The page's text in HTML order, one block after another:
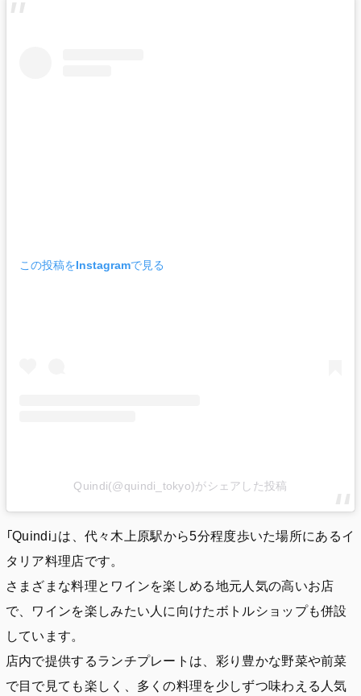
この投稿をInstagramで見る
Quindi(@quindi_tokyo)がシェアした投稿
「Quindi」は、代々木上原駅から5分程度歩いた場所にあるイ
タリア料理店です。
さまざまな料理とワインを楽しめる地元人気の高いお店
で、ワインを楽しみたい人に向けたボトルショップも併設
しています。
店内で提供するランチプレートは、彩り豊かな野菜や前菜
で目で見ても楽しく、多くの料理を少しずつ味わえる人気